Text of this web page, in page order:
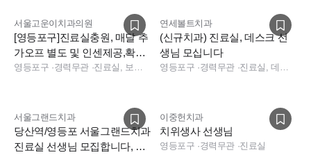
서울고운이치과의원
[영등포구]진료실충원, 매달 추
가오프 별도 및 인센제공,확실
한급여
영등포구 ·경력무관 · 진료실, 보험청구
연세볼트치과
(신규치과) 진료실, 데스크 선
생님 모십니다
영등포구 ·경력무관 · 진료실, 데스크, 상담, 보험청구, 치과 소독인력
서울그랜드치과
당산역/영등포 서울그랜드치과
진료실 선생님 모집합니다, 기
이중헌치과
치위생사 선생님
영등포구 ·경력무관 ·진료실